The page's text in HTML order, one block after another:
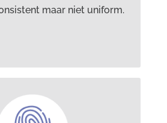
maar niet uniform.
Drost advies &